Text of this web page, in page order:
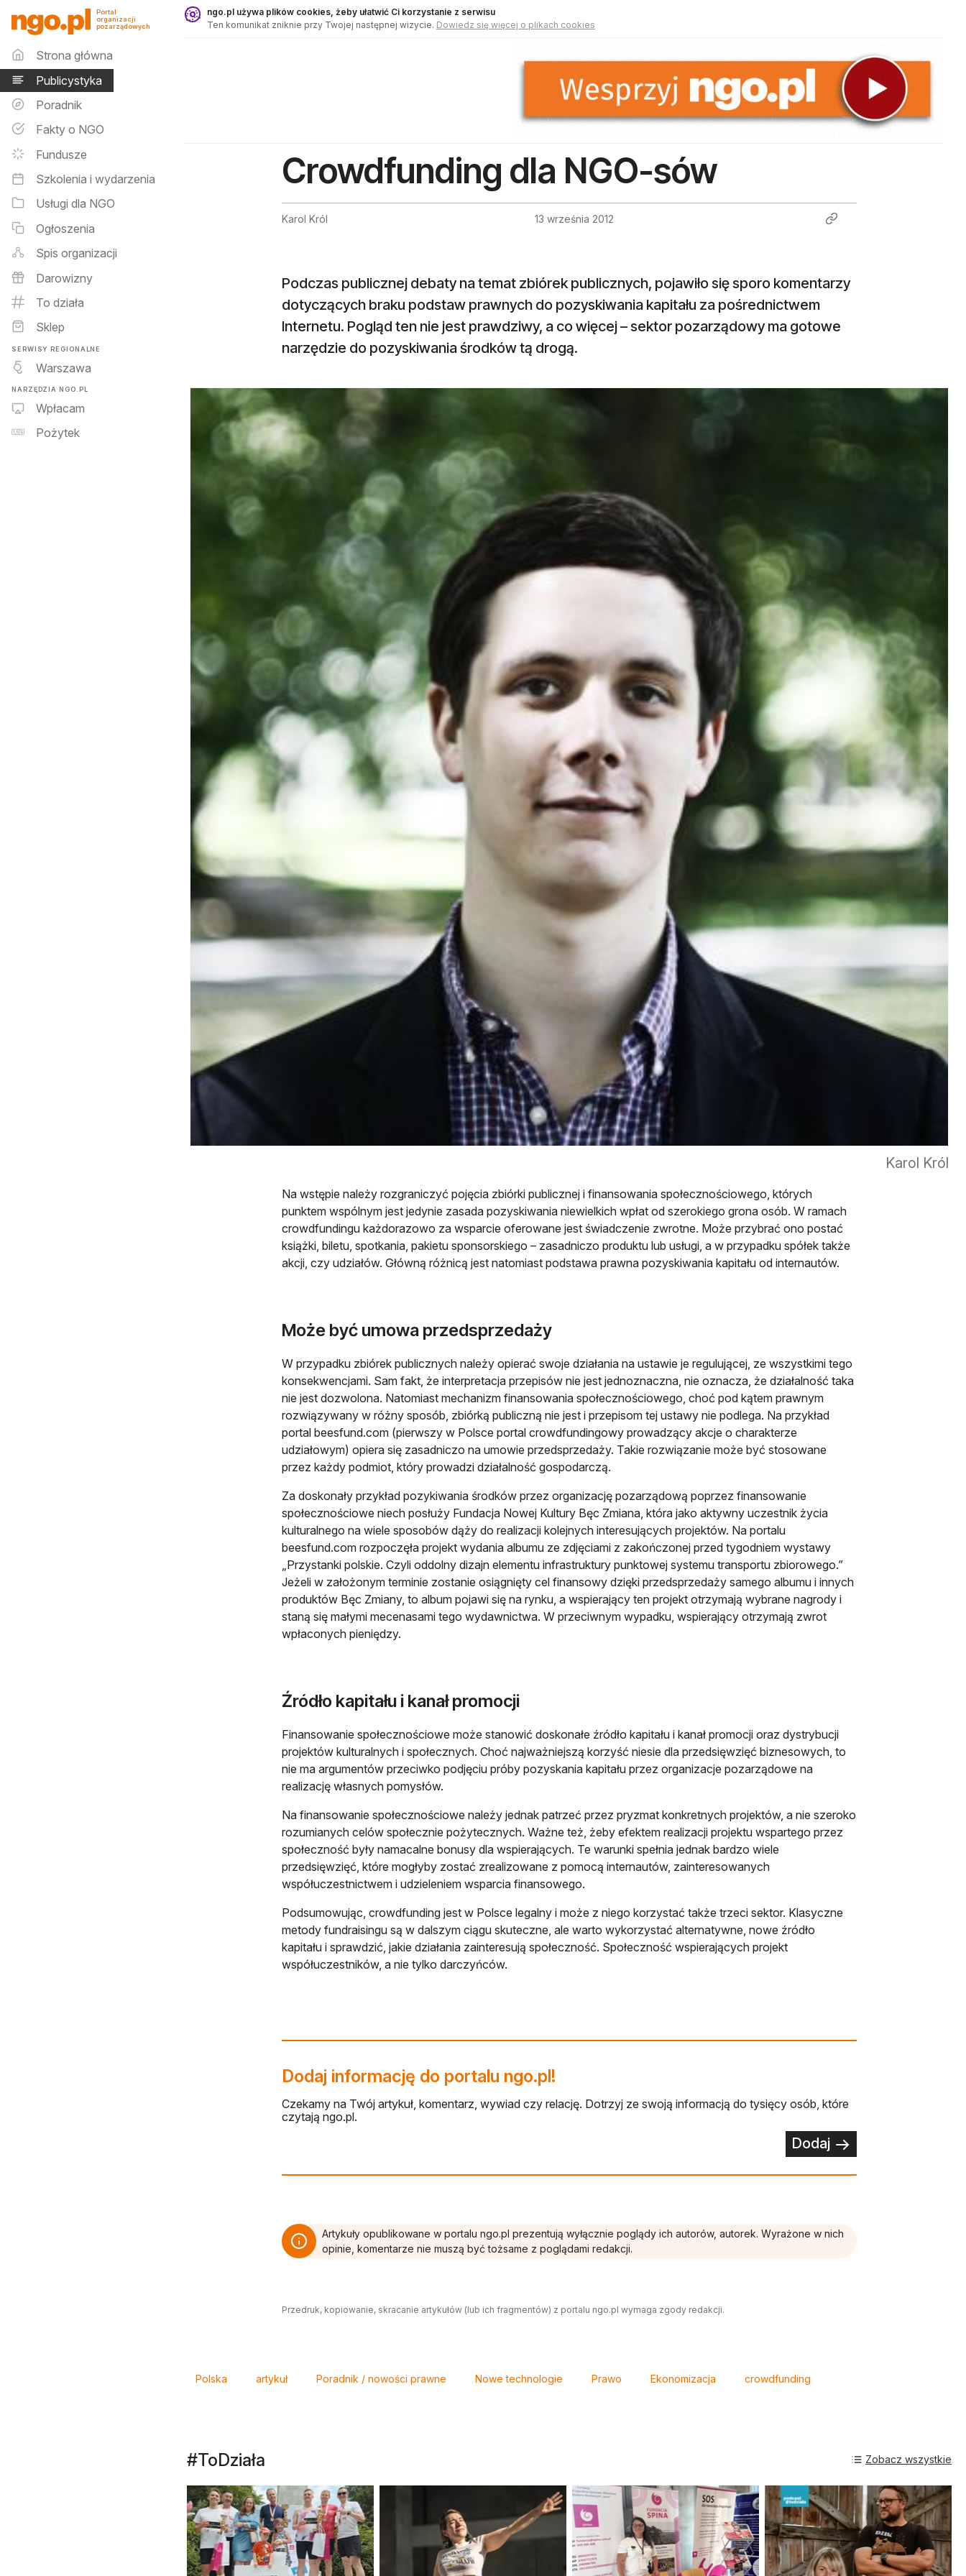
Publicystyka - ngo.pl
Portal
organizacji
pozarządowych
Menu główne
Strona główna
Publicystyka
Poradnik
Fakty o NGO
Fundusze
Szkolenia i wydarzenia
Usługi dla NGO
Ogłoszenia
Spis organizacji
Darowizny
To działa
Sklep
SERWISY REGIONALNE
Warszawa
NARZĘDZIA NGO.PL
Wpłacam
Pożytek
ngo.pl używa plików cookies, żeby ułatwić Ci korzystanie z serwisu
Ten komunikat zniknie przy Twojej następnej wizycie. Dowiedz się więcej o plikach cookies
Crowdfunding dla NGO-sów
Karol Król 13 września 2012
Podczas publicznej debaty na temat zbiórek publicznych, pojawiło się sporo komentarzy
dotyczących braku podstaw prawnych do pozyskiwania kapitału za pośrednictwem
Internetu. Pogląd ten nie jest prawdziwy, a co więcej – sektor pozarządowy ma gotowe
narzędzie do pozyskiwania środków tą drogą.
Karol Król
Na wstępie należy rozgraniczyć pojęcia zbiórki publicznej i finansowania społecznościowego, których
punktem wspólnym jest jedynie zasada pozyskiwania niewielkich wpłat od szerokiego grona osób. W ramach
crowdfundingu każdorazowo za wsparcie oferowane jest świadczenie zwrotne. Może przybrać ono postać
książki, biletu, spotkania, pakietu sponsorskiego – zasadniczo produktu lub usługi, a w przypadku spółek także
akcji, czy udziałów. Główną różnicą jest natomiast podstawa prawna pozyskiwania kapitału od internautów.
Może być umowa przedsprzedaży
W przypadku zbiórek publicznych należy opierać swoje działania na ustawie je regulującej, ze wszystkimi tego
konsekwencjami. Sam fakt, że interpretacja przepisów nie jest jednoznaczna, nie oznacza, że działalność taka
nie jest dozwolona. Natomiast mechanizm finansowania społecznościowego, choć pod kątem prawnym
rozwiązywany w różny sposób, zbiórką publiczną nie jest i przepisom tej ustawy nie podlega. Na przykład
portal beesfund.com (pierwszy w Polsce portal crowdfundingowy prowadzący akcje o charakterze
udziałowym) opiera się zasadniczo na umowie przedsprzedaży. Takie rozwiązanie może być stosowane
przez każdy podmiot, który prowadzi działalność gospodarczą.
Za doskonały przykład pozykiwania środków przez organizację pozarządową poprzez finansowanie
społecznościowe niech posłuży Fundacja Nowej Kultury Bęc Zmiana, która jako aktywny uczestnik życia
kulturalnego na wiele sposobów dąży do realizacji kolejnych interesujących projektów. Na portalu
beesfund.com rozpoczęła projekt wydania albumu ze zdjęciami z zakończonej przed tygodniem wystawy
„Przystanki polskie. Czyli oddolny dizajn elementu infrastruktury punktowej systemu transportu zbiorowego.”
Jeżeli w założonym terminie zostanie osiągnięty cel finansowy dzięki przedsprzedaży samego albumu i innych
produktów Bęc Zmiany, to album pojawi się na rynku, a wspierający ten projekt otrzymają wybrane nagrody i
staną się małymi mecenasami tego wydawnictwa. W przeciwnym wypadku, wspierający otrzymają zwrot
wpłaconych pieniędzy.
Źródło kapitału i kanał promocji
Finansowanie społecznościowe może stanowić doskonałe źródło kapitału i kanał promocji oraz dystrybucji
projektów kulturalnych i społecznych. Choć najważniejszą korzyść niesie dla przedsięwzięć biznesowych, to
nie ma argumentów przeciwko podjęciu próby pozyskania kapitału przez organizacje pozarządowe na
realizację własnych pomysłów.
Na finansowanie społecznościowe należy jednak patrzeć przez pryzmat konkretnych projektów, a nie szeroko
rozumianych celów społecznie pożytecznych. Ważne też, żeby efektem realizacji projektu wspartego przez
społeczność były namacalne bonusy dla wspierających. Te warunki spełnia jednak bardzo wiele
przedsięwzięć, które mogłyby zostać zrealizowane z pomocą internautów, zainteresowanych
współuczestnictwem i udzieleniem wsparcia finansowego.
Podsumowując, crowdfunding jest w Polsce legalny i może z niego korzystać także trzeci sektor. Klasyczne
metody fundraisingu są w dalszym ciągu skuteczne, ale warto wykorzystać alternatywne, nowe źródło
kapitału i sprawdzić, jakie działania zainteresują społeczność. Społeczność wspierających projekt
współuczestników, a nie tylko darczyńców.
Dodaj informację do portalu ngo.pl!
Czekamy na Twój artykuł, komentarz, wywiad czy relację. Dotrzyj ze swoją informacją do tysięcy osób, które
czytają ngo.pl.
Dodaj
Artykuły opublikowane w portalu ngo.pl prezentują wyłącznie poglądy ich autorów, autorek. Wyrażone w nich
opinie, komentarze nie muszą być tożsame z poglądami redakcji.
Przedruk, kopiowanie, skracanie artykułów (lub ich fragmentów) z portalu ngo.pl wymaga zgody redakcji.
Polska artykuł Poradnik / nowości prawne Nowe technologie Prawo Ekonomizacja crowdfunding
#ToDziała Zobacz wszystkie